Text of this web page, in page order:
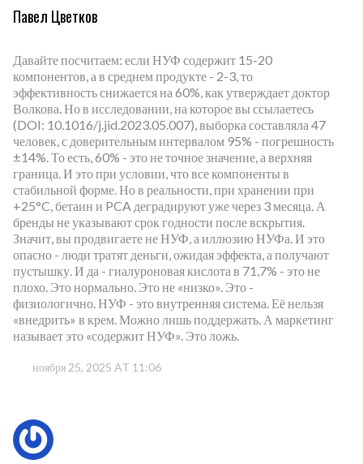
Павел Цветков
Давайте посчитаем: если НУФ содержит 15-20
компонентов, а в среднем продукте - 2-3, то
эффективность снижается на 60%, как утверждает доктор
Волкова. Но в исследовании, на которое вы ссылаетесь
(DOI: 10.1016/j.jid.2023.05.007), выборка составляла 47
человек, с доверительным интервалом 95% - погрешность
±14%. То есть, 60% - это не точное значение, а верхняя
граница. И это при условии, что все компоненты в
стабильной форме. Но в реальности, при хранении при
+25°C, бетаин и PCA деградируют уже через 3 месяца. А
бренды не указывают срок годности после вскрытия.
Значит, вы продвигаете не НУФ, а иллюзию НУФа. И это
опасно - люди тратят деньги, ожидая эффекта, а получают
пустышку. И да - гиалуроновая кислота в 71,7% - это не
плохо. Это нормально. Это не «низко». Это -
физиологично. НУФ - это внутренняя система. Её нельзя
«внедрить» в крем. Можно лишь поддержать. А маркетинг
называет это «содержит НУФ». Это ложь.
ноября 25, 2025 AT 11:06